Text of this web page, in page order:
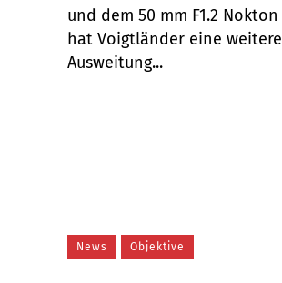
und dem 50 mm F1.2 Nokton
hat Voigtländer eine weitere
Ausweitung...
News Objektive